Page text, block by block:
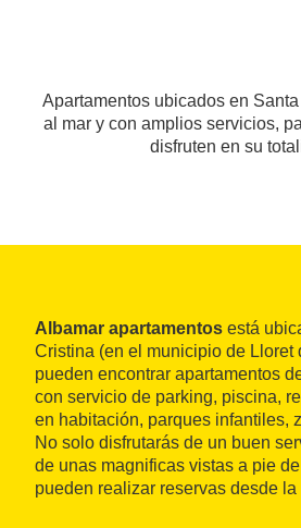
Apartamentos ubicados en
al mar y con amplios servicios,
disfruten en su
Albamar apartamentos está
Cristina (en el municipio de Lloret
pueden encontrar apartamentos
con servicio de parking, piscina,
en habitación, parques infantiles,
No solo disfrutarás de un buen
de unas magnificas vistas a pie
pueden realizar reservas desde